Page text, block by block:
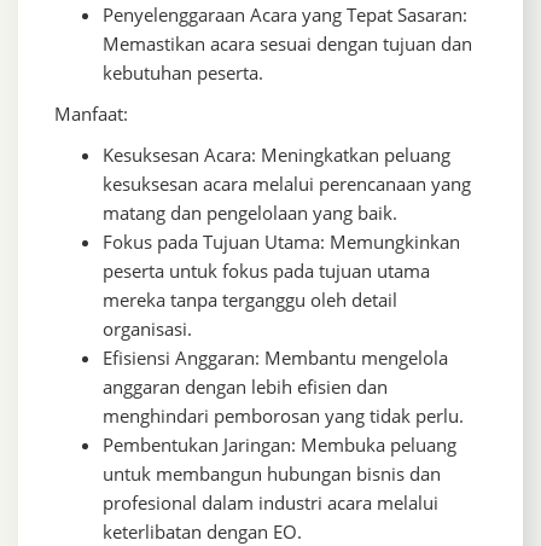
Penyelenggaraan Acara yang Tepat Sasaran:
Memastikan acara sesuai dengan tujuan dan
kebutuhan peserta.
Manfaat:
Kesuksesan Acara: Meningkatkan peluang
kesuksesan acara melalui perencanaan yang
matang dan pengelolaan yang baik.
Fokus pada Tujuan Utama: Memungkinkan
peserta untuk fokus pada tujuan utama
mereka tanpa terganggu oleh detail
organisasi.
Efisiensi Anggaran: Membantu mengelola
anggaran dengan lebih efisien dan
menghindari pemborosan yang tidak perlu.
Pembentukan Jaringan: Membuka peluang
untuk membangun hubungan bisnis dan
profesional dalam industri acara melalui
keterlibatan dengan EO.